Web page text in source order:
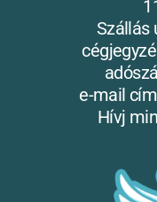
Szállás
e-mail
Hívj